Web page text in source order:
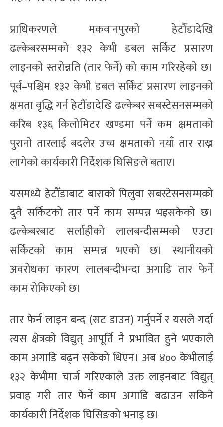
प्राधिकरणले मकवानपुरको हेटौँडादेखि
ढल्केबरसम्मको १३२ केभी डबल सर्किट प्रसारण
लाइनको स्तरोन्नति (तार फेर्ने) को काम गरिरहेको छ।
पूर्व–पश्चिम १३२ केभी डबल सर्किट प्रसारण लाइनको
क्षमता वृद्धि गर्न हेटौँडादेखि ढल्केबर सबस्टेसनसम्मको
करिब १३६ किलोमिटर खण्डमा पर्ने कम क्षमताको
पुरानो तारलाई बदलेर उच्च क्षमताको नयाँ तार राख्न
लागेको कार्यकारी निर्देशक घिसिङले बताए।
यसमध्ये हेटौँडाबाट बाराको पिलुवा सबस्टेसनसम्मको
दुवै सर्किटको तार पर्ने काम सम्पन्न भइसकेको छ।
ढल्केबरबाट सर्लाहीको लालबन्दीसम्मको एउटा
सर्किटको काम सम्पन्न भएको छ। स्थानीयको
अवरोधका कारण लालबन्दीभन्दा अगाडि तार फेर्ने
काम रोकिएको छ।
तार फेर्न लाइन बन्द (सट डाउन) गर्नुपर्ने र यसले गर्दा
त्यस क्षेत्रको विद्युत् आपूर्ति नै प्रभावित हुने भएकाले
काम अगाडि बढ्न सकेको थिएन। अब ४०० केभीलाई
१३२ केभीमा चार्ज गरिएकाले उक्त लाइनबाट विद्युत्
प्रवाह गरी तार फेर्ने काम अगाडि बढाउन सकिने
कार्यकारी निर्देशक घिसिङको भनाइ छ।